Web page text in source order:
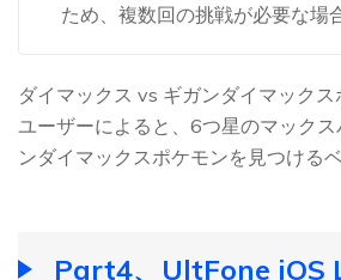
ため、複数回の挑戦が必要な場
ダイマックス vs ギガンダイマック
ユーザーによると、6つ星のマック
ンダイマックスポケモンを見つける
Part4、UltFone iOS